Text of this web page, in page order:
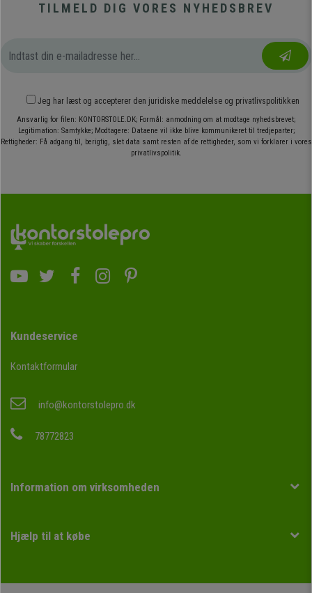
TILMELD DIG VORES NYHEDSBREV
Jeg har læst og accepterer den juridiske meddelelse og privatlivspolitikken
Ansvarlig for filen: KONTORSTOLE.DK; Formål: anmodning om at modtage nyhedsbrevet;
Legitimation: Samtykke; Modtagere: Dataene vil ikke blive kommunikeret til tredjeparter;
Rettigheder: Få adgang til, berigtig, slet data samt resten af de rettigheder, som vi forklarer i vores
privatlivspolitik.
Kundeservice
Kontaktformular
info@kontorstolepro.dk
78772823
Information om virksomheden
Hjælp til at købe